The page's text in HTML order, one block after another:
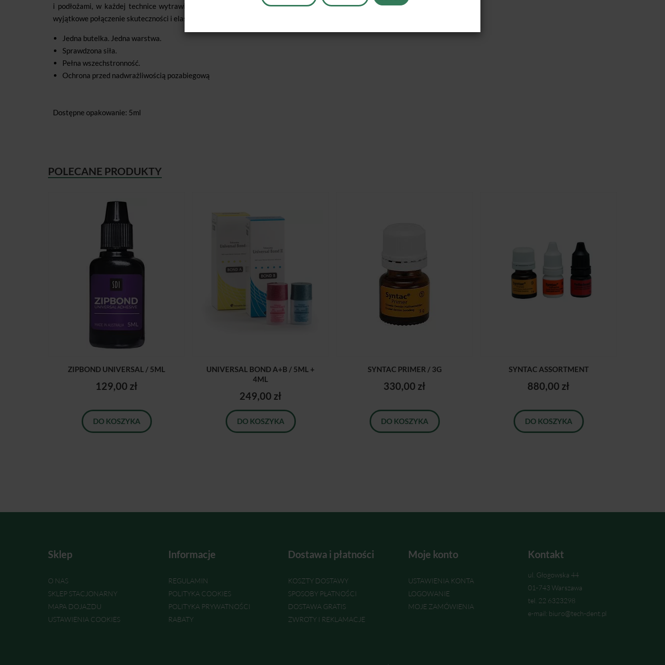
i podłożami, w każdej technice wytrawiania. Nareszcie jest rozwiązanie stanowiące
wyjątkowe połączenie skuteczności i elastyczności.
Jedna butelka. Jedna warstwa.
Sprawdzona siła.
Pełna wszechstronność.
Ochrona przed nadwrażliwością pozabiegową
Dostępne opakowanie: 5ml
POLECANE PRODUKTY
ZIPBOND UNIVERSAL / 5ML
129,00 zł
DO KOSZYKA
UNIVERSAL BOND A+B / 5ML +
4ML
249,00 zł
DO KOSZYKA
SYNTAC PRIMER / 3G
330,00 zł
DO KOSZYKA
SYNTAC ASSORTMENT
880,00 zł
DO KOSZYKA
Sklep
O NAS
SKLEP STACJONARNY
MAPA DOJAZDU
USTAWIENIA COOKIES
Informacje
REGULAMIN
POLITYKA COOKIES
POLITYKA PRYWATNOŚCI
RABATY
Dostawa i płatności
KOSZTY DOSTAWY
SPOSOBY PŁATNOŚCI
DOSTAWA GRATIS
ZWROTY I REKLAMACJE
Moje konto
USTAWIENIA KONTA
LOGOWANIE
MOJE ZAMÓWIENIA
Kontakt
ul. Głogowska 44
01-743 Warszawa
tel. 22 6323298
e-mail: biuro@tech-dent.pl